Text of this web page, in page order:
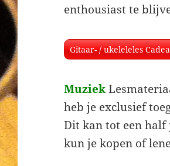
enthousiast te
Gitaar- / ukeleleles
Muziek
heb je exclusief
Dit kan tot een half
kun je kopen of